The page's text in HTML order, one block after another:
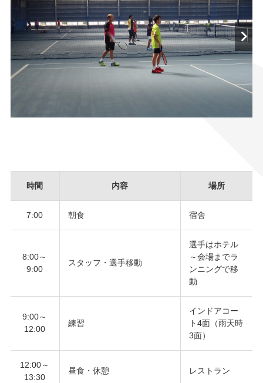
時間 内容 場所
7:00 朝食 宿舎
8:00～
9:00
スタッフ・選手移動
選手はホテル
～会場までラ
ンニングで移
動
9:00～
12:00
練習
インドアコー
ト4面（雨天時
3面）
12:00～
13:30
昼食・休憩 レストラン